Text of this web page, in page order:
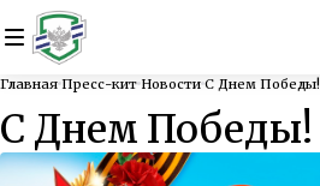
Главная Пресс-кит Новости С Днем Победы!
С Днем Победы!